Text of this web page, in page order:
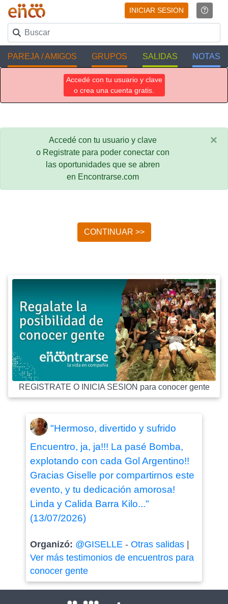
INICIAR SESION
PAREJA / AMIGOS GRUPOS SALIDAS NOTAS
Accedé con tu usuario y clave
o crea una cuenta gratis.
Accedé con tu usuario y clave
o Registrate para poder conectar con
las oportunidades que se abren
en Encontrarse.com
×
CONTINUAR >>
REGISTRATE O INICIA SESION para conocer gente
"Hermoso, divertido y sufrido
Encuentro, ja, ja!!! La pasé Bomba,
explotando con cada Gol Argentino!!
Gracias Giselle por compartirnos este
evento, y tu dedicación amorosa!
Linda y Calida Barra Kilo..."
(13/07/2026)
Organizó: @GISELLE- Otras salidas|
Ver más testimonios de encuentros para
conocer gente